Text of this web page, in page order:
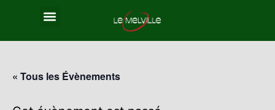
« Tous les Évènements